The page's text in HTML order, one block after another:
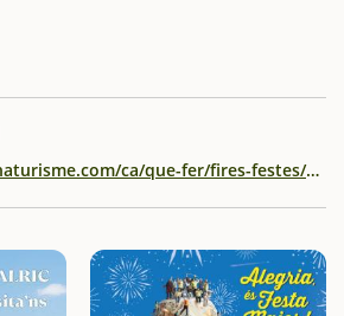
https://solsonaturisme.com/ca/que-fer/fires-festes/solsoterra/